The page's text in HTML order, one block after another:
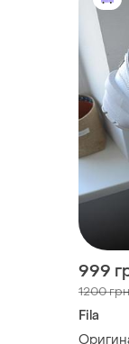
999
1200 грн
Fila